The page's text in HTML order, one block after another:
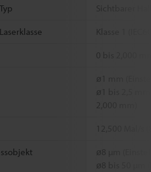
Typ Sichtbarer
Laserklasse Klasse 1
0 bis 2,000
ø1 mm
ø1 bis 2,5
2,000 mm)
ø8 µm
ø8 bis 50 µm